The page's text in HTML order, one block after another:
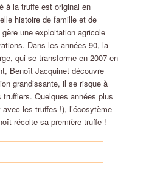
à la truffe est original en
histoire de famille et de
une exploitation agricole
Dans les années 90, la
qui se transforme en 2007 en
Benoît Jacquinet découvre
grandissante, il se risque à
truffiers. Quelques années plus
les truffes !), l’écosytème
récolte sa première truffe !